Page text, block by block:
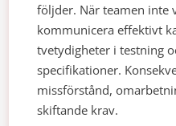
följder. När teamen inte
kommunicera effektivt
tvetydigheter i testning
specifikationer.
missförstånd,
skiftande krav.